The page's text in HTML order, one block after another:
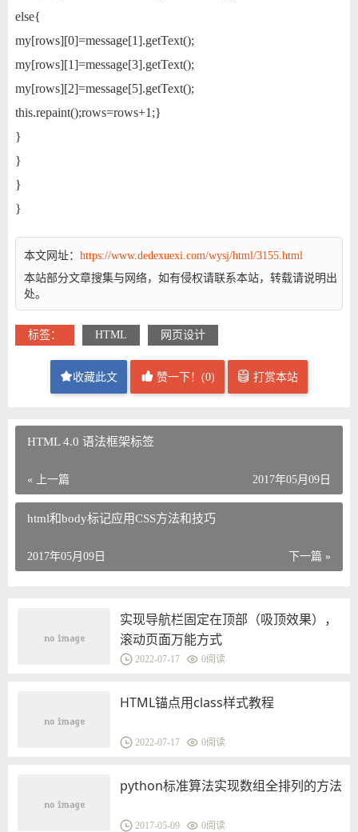
else{
my[rows][0]=message[1].getText();
my[rows][1]=message[3].getText();
my[rows][2]=message[5].getText();
this.repaint();rows=rows+1;}
}
}
}
}
本文网址： https://www.dedexuexi.com/wysj/html/3155.html
本站部分文章搜集与网络，如有侵权请联系本站，转载请说明出
处。
标签： HTML 网页设计
收藏此文 赞一下！(0) 打赏本站
HTML 4.0 语法框架标签
« 上一篇 2017年05月09日
html和body标记应用CSS方法和技巧
2017年05月09日 下一篇 »
实现导航栏固定在顶部（吸顶效果），
滚动页面万能方式
2022-07-17 0阅读
HTML锚点用class样式教程
2022-07-17 0阅读
python标准算法实现数组全排列的方法
2017-05-09 0阅读